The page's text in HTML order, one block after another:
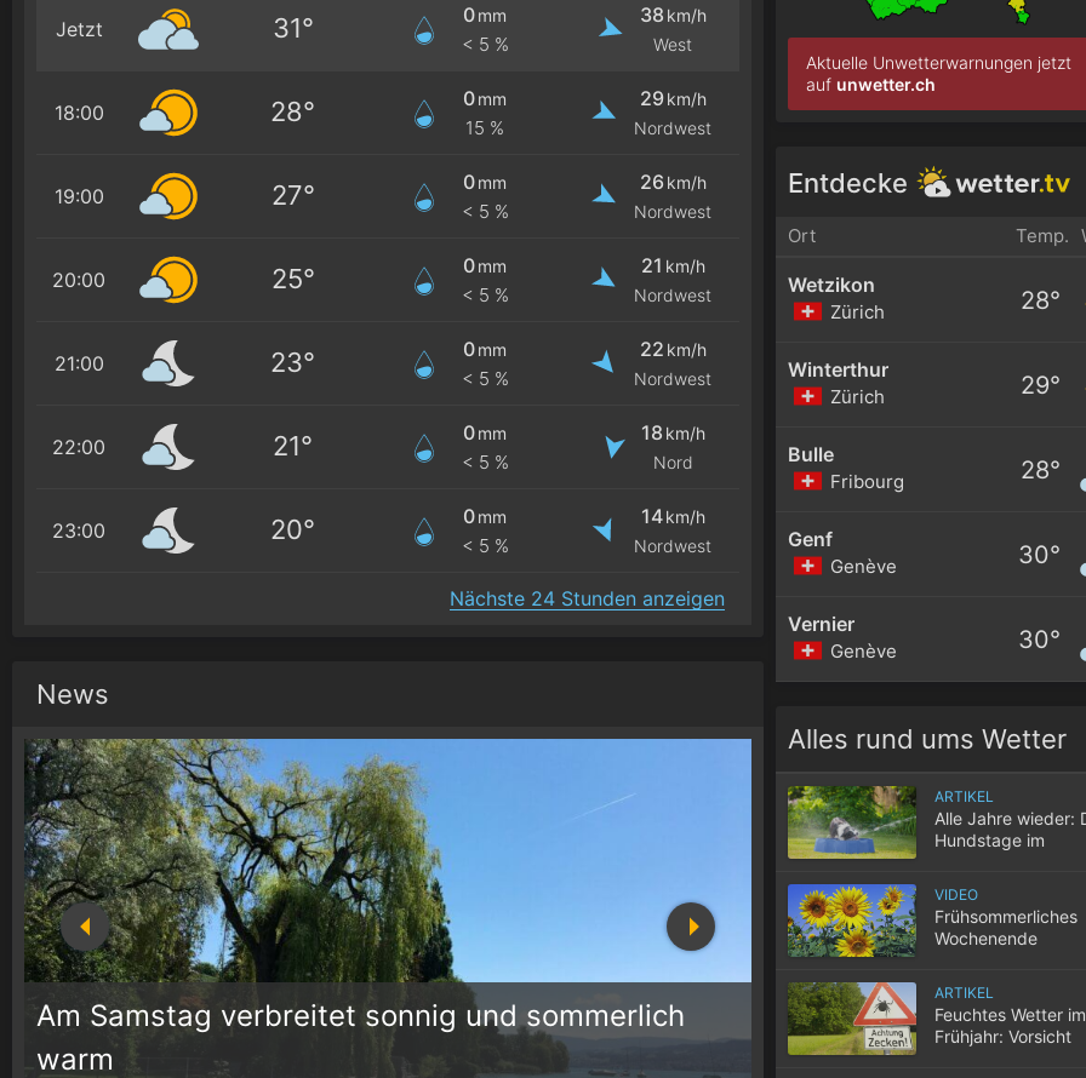
Jetzt 31° 0mm
< 5 %
38 km/h
West
18:00 28° 0mm
15 %
29 km/h
Nordwest
19:00 27° 0mm
< 5 %
26 km/h
Nordwest
20:00 25° 0mm
< 5 %
21 km/h
Nordwest
21:00 23° 0mm
< 5 %
22 km/h
Nordwest
22:00 21° 0mm
< 5 %
18 km/h
Nord
23:00 20° 0mm
< 5 %
14 km/h
Nordwest
Nächste 24 Stunden anzeigen
News
Am Samstag verbreitet sonnig und sommerlich
warm
10 Tipps für einen
Aktuelle Unwetterwarnungen jetzt
auf unwetter.ch
Entdecke
Ort Temp.
Wetzikon
Zürich 28°
Winterthur
Zürich 29°
Bulle
Fribourg 28°
Genf
Genève 30°
Vernier
Genève 30°
Alles rund ums Wetter
ARTIKEL
Alle Jahre wieder:
Hundstage im
VIDEO
Frühsommerliches
Wochenende
ARTIKEL
Feuchtes Wetter im
Frühjahr: Vorsicht